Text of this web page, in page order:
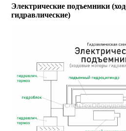
Электрические подъемники
гидравлические)